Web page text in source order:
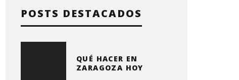
POSTS DESTACADOS
QUÉ HACER EN
ZARAGOZA HOY